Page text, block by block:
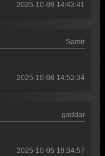
2025-10-09 14:43:41
Samir
2025-10-08 14:52:34
gaddar
2025-10-05 19:34:57